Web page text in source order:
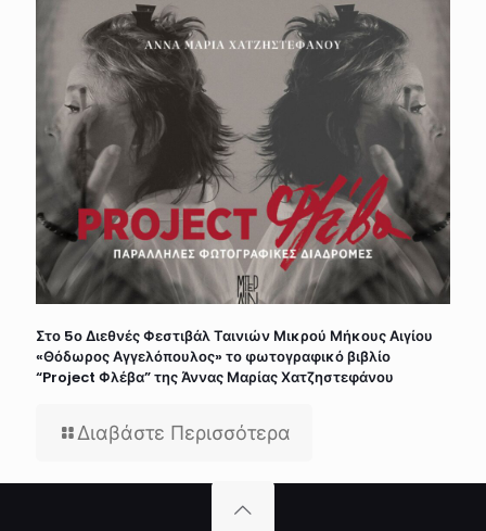
Στο 5ο Διεθνές Φεστιβάλ Ταινιών Μικρού Μήκους Αιγίου
«Θόδωρος Αγγελόπουλος» το φωτογραφικό βιβλίο
“Project Φλέβα” της Άννας Μαρίας Χατζηστεφάνου
Διαβάστε Περισσότερα